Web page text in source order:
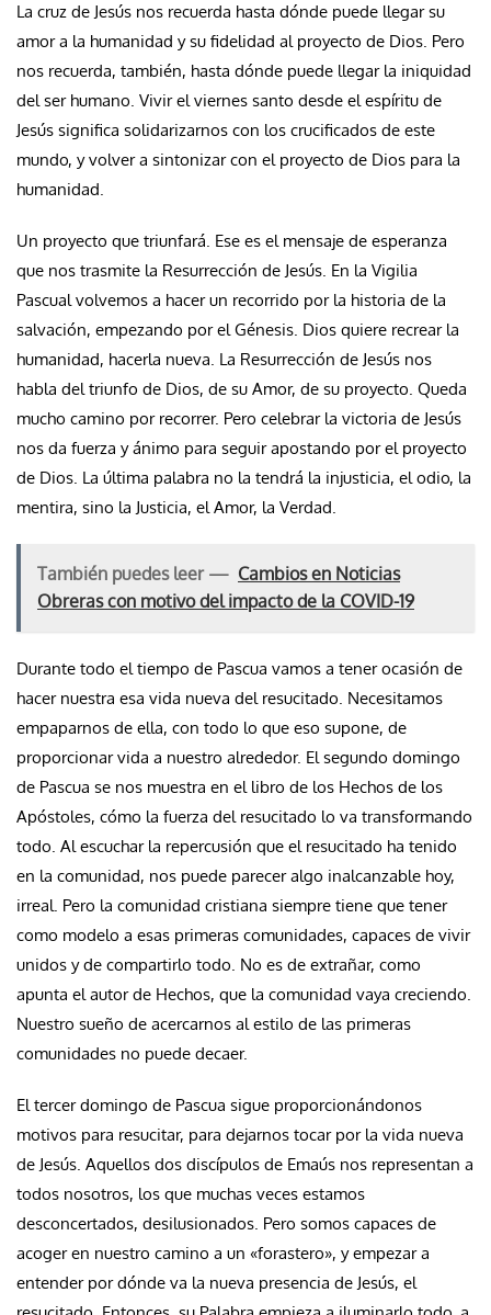
La cruz de Jesús nos recuerda hasta dónde puede llegar su
amor a la humanidad y su fidelidad al proyecto de Dios. Pero
nos recuerda, también, hasta dónde puede llegar la iniquidad
del ser humano. Vivir el viernes santo desde el espíritu de
Jesús significa solidarizarnos con los crucificados de este
mundo, y volver a sintonizar con el proyecto de Dios para la
humanidad.
Un proyecto que triunfará. Ese es el mensaje de esperanza
que nos trasmite la Resurrección de Jesús. En la Vigilia
Pascual volvemos a hacer un recorrido por la historia de la
salvación, empezando por el Génesis. Dios quiere recrear la
humanidad, hacerla nueva. La Resurrección de Jesús nos
habla del triunfo de Dios, de su Amor, de su proyecto. Queda
mucho camino por recorrer. Pero celebrar la victoria de Jesús
nos da fuerza y ánimo para seguir apostando por el proyecto
de Dios. La última palabra no la tendrá la injusticia, el odio, la
mentira, sino la Justicia, el Amor, la Verdad.
También puedes leer — Cambios en Noticias
Obreras con motivo del impacto de la COVID-19
Durante todo el tiempo de Pascua vamos a tener ocasión de
hacer nuestra esa vida nueva del resucitado. Necesitamos
empaparnos de ella, con todo lo que eso supone, de
proporcionar vida a nuestro alrededor. El segundo domingo
de Pascua se nos muestra en el libro de los Hechos de los
Apóstoles, cómo la fuerza del resucitado lo va transformando
todo. Al escuchar la repercusión que el resucitado ha tenido
en la comunidad, nos puede parecer algo inalcanzable hoy,
irreal. Pero la comunidad cristiana siempre tiene que tener
como modelo a esas primeras comunidades, capaces de vivir
unidos y de compartirlo todo. No es de extrañar, como
apunta el autor de Hechos, que la comunidad vaya creciendo.
Nuestro sueño de acercarnos al estilo de las primeras
comunidades no puede decaer.
El tercer domingo de Pascua sigue proporcionándonos
motivos para resucitar, para dejarnos tocar por la vida nueva
de Jesús. Aquellos dos discípulos de Emaús nos representan a
todos nosotros, los que muchas veces estamos
desconcertados, desilusionados. Pero somos capaces de
acoger en nuestro camino a un «forastero», y empezar a
entender por dónde va la nueva presencia de Jesús, el